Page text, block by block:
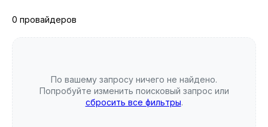
0 провайдеров
По вашему запросу ничего не найдено.
Попробуйте изменить поисковый запрос или
сбросить все фильтры.